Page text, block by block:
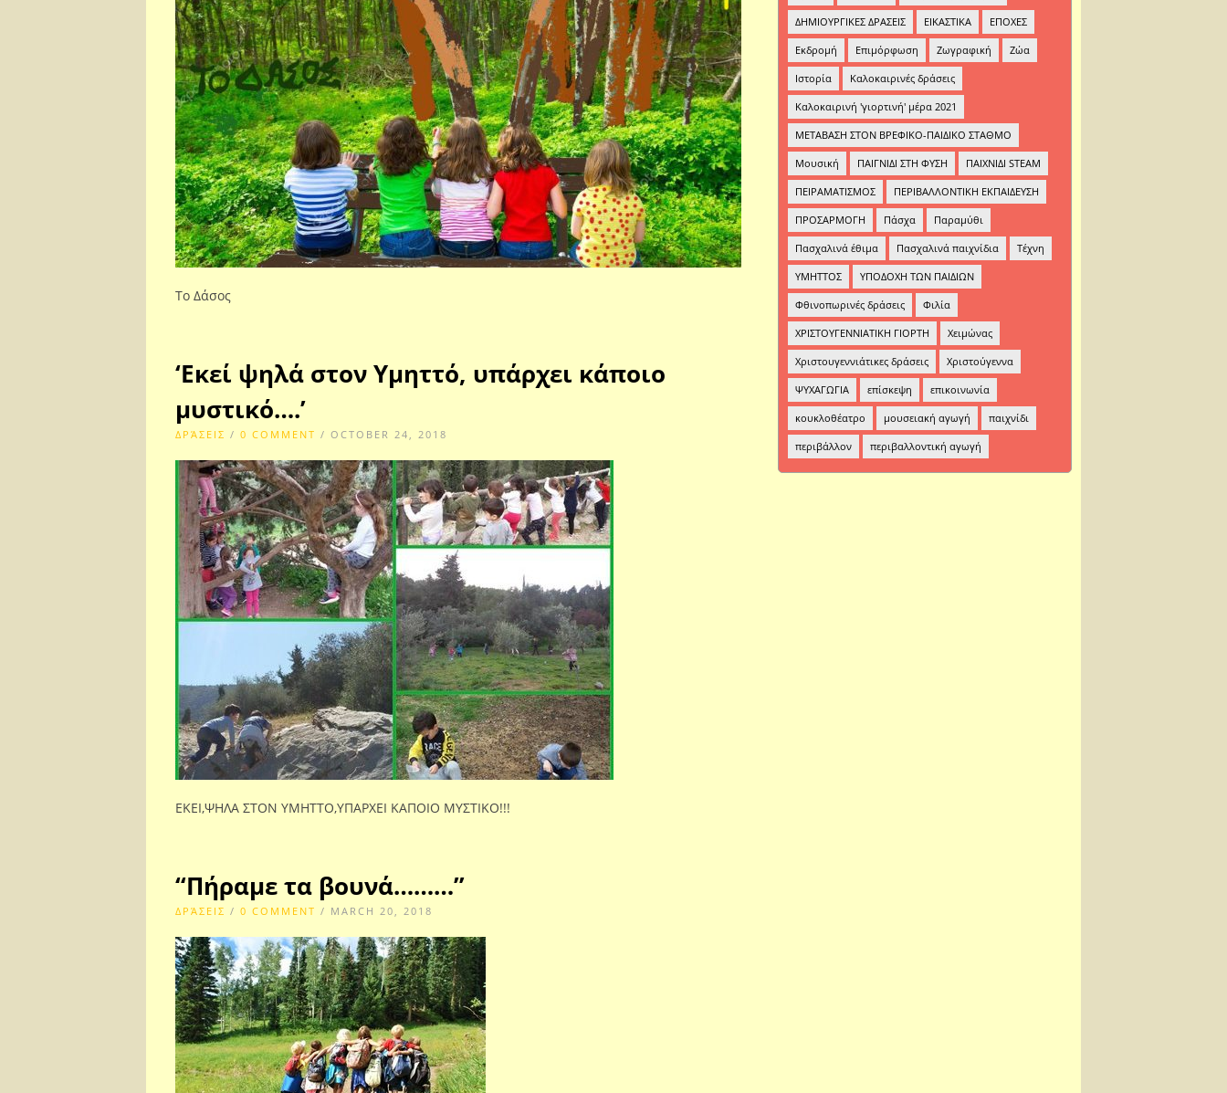
Το Δάσος
‘Εκεί ψηλά στον Υμηττό, υπάρχει κάποιο
μυστικό….’
ΔΡΆΣΕΙΣ / 0 COMMENT / OCTOBER 24, 2018
ΕΚΕΙ,ΨΗΛΑ ΣΤΟΝ ΥΜΗΤΤΟ,ΥΠΑΡΧΕΙ ΚΑΠΟΙΟ ΜΥΣΤΙΚΟ!!!
“Πήραμε τα βουνά………”
ΔΡΆΣΕΙΣ / 0 COMMENT / MARCH 20, 2018
ΔΗΜΙΟΥΡΓΙΚΕΣ ΔΡΑΣΕΙΣ ΕΙΚΑΣΤΙΚΑ ΕΠΟΧΕΣ
Εκδρομή Επιμόρφωση Ζωγραφική Ζώα
Ιστορία Καλοκαιρινές δράσεις
Καλοκαιρινή 'γιορτινή' μέρα 2021
ΜΕΤΑΒΑΣΗ ΣΤΟΝ ΒΡΕΦΙΚΟ-ΠΑΙΔΙΚΟ ΣΤΑΘΜΟ
Μουσική ΠΑΙΓΝΙΔΙ ΣΤΗ ΦΥΣΗ ΠΑΙΧΝΙΔΙ STEAM
ΠΕΙΡΑΜΑΤΙΣΜΟΣ ΠΕΡΙΒΑΛΛΟΝΤΙΚΗ ΕΚΠΑΙΔΕΥΣΗ
ΠΡΟΣΑΡΜΟΓΗ Πάσχα Παραμύθι
Πασχαλινά έθιμα Πασχαλινά παιχνίδια Τέχνη
ΥΜΗΤΤΟΣ ΥΠΟΔΟΧΗ ΤΩΝ ΠΑΙΔΙΩΝ
Φθινοπωρινές δράσεις Φιλία
ΧΡΙΣΤΟΥΓΕΝΝΙΑΤΙΚΗ ΓΙΟΡΤΗ Χειμώνας
Χριστουγεννιάτικες δράσεις Χριστούγεννα
ΨΥΧΑΓΩΓΙΑ επίσκεψη επικοινωνία
κουκλοθέατρο μουσειακή αγωγή παιχνίδι
περιβάλλον περιβαλλοντική αγωγή